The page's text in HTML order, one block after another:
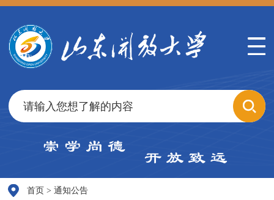
首页 >通知公告